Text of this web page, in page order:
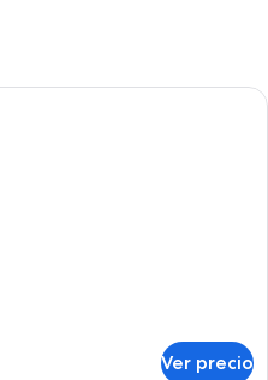
Un dormitorio con una cama
Ver precio